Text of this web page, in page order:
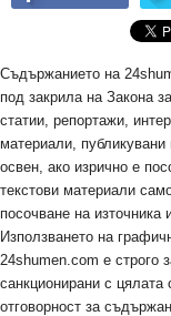
Съдържанието на
под закрила на Закона
статии, репортажи,
материали, публикувани
освен, ако изрично е
текстови материали
посочване на
Използването на
24shumen.com е строго
санкционирани с цялата
отговорност за